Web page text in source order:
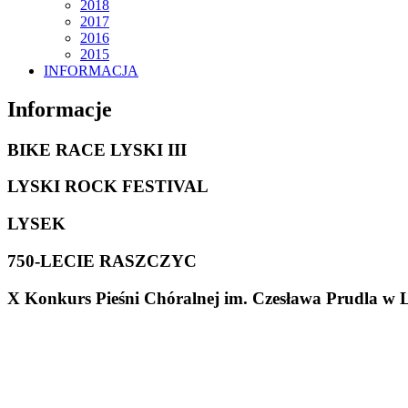
2018
2017
2016
2015
INFORMACJA
Informacje
BIKE RACE LYSKI III
LYSKI ROCK FESTIVAL
LYSEK
750-LECIE RASZCZYC
X Konkurs Pieśni Chóralnej im. Czesława Prudla w